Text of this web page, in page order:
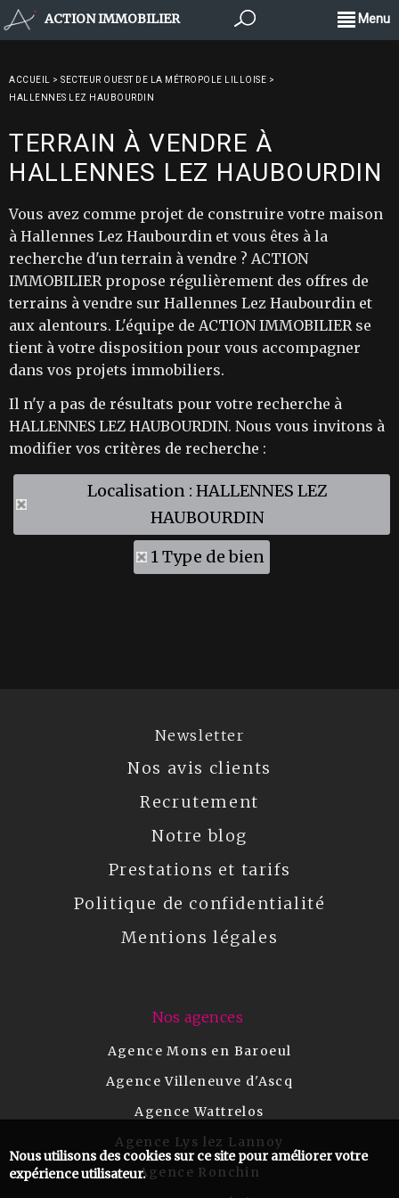
ACTION IMMOBILIER Menu
ACCUEIL > SECTEUR OUEST DE LA MÉTROPOLE LILLOISE >
HALLENNES LEZ HAUBOURDIN
TERRAIN À VENDRE À
HALLENNES LEZ HAUBOURDIN
Vous avez comme projet de construire votre maison
à Hallennes Lez Haubourdin et vous êtes à la
recherche d'un terrain à vendre ? ACTION
IMMOBILIER propose régulièrement des offres de
terrains à vendre sur Hallennes Lez Haubourdin et
aux alentours. L'équipe de ACTION IMMOBILIER se
tient à votre disposition pour vous accompagner
dans vos projets immobiliers.
Il n'y a pas de résultats pour votre recherche à
HALLENNES LEZ HAUBOURDIN. Nous vous invitons à
modifier vos critères de recherche :
Localisation : HALLENNES LEZ
HAUBOURDIN
1 Type de bien
Newsletter
Nos avis clients
Recrutement
Notre blog
Prestations et tarifs
Politique de confidentialité
Mentions légales
Nos agences
Agence Mons en Baroeul
Agence Villeneuve d'Ascq
Agence Wattrelos
Agence Lys lez Lannoy
Agence Ronchin
Nous utilisons des cookies sur ce site pour améliorer votre
expérience utilisateur.